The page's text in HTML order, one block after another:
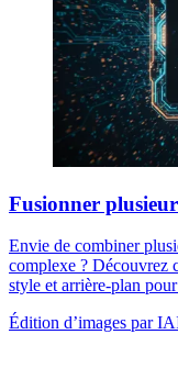
Fusionner
Envie de combiner
complexe ? Découvrez
style et arrière-plan
Édition d’images par IA